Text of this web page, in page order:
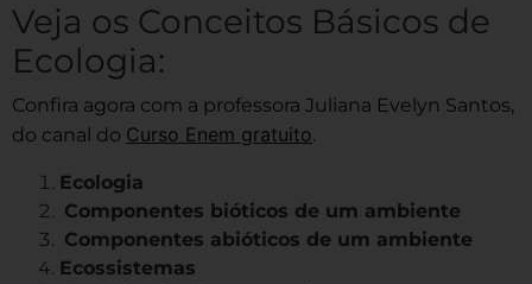
Veja os Conceitos Básicos de
Ecologia:
Confira agora com a professora Juliana Evelyn Santos,
do canal do Curso Enem gratuito.
Ecologia
Componentes bióticos de um ambiente
Componentes abióticos de um ambiente
Ecossistemas